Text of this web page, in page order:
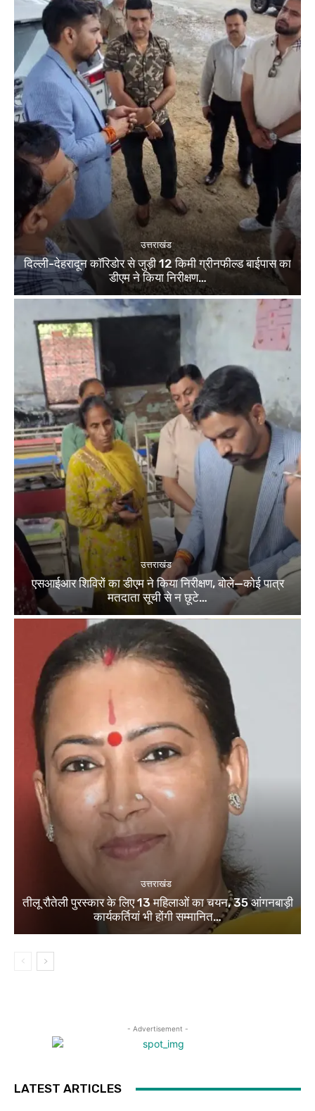
उत्तराखंड
दिल्ली-देहरादून कॉरिडोर से जुड़ी 12 किमी ग्रीनफील्ड बाईपास का
डीएम ने किया निरीक्षण…
उत्तराखंड
एसआईआर शिविरों का डीएम ने किया निरीक्षण, बोले—कोई पात्र
मतदाता सूची से न छूटे…
उत्तराखंड
तीलू रौतेली पुरस्कार के लिए 13 महिलाओं का चयन, 35 आंगनबाड़ी
कार्यकर्तियां भी होंगी सम्मानित…
- Advertisement -
LATEST ARTICLES